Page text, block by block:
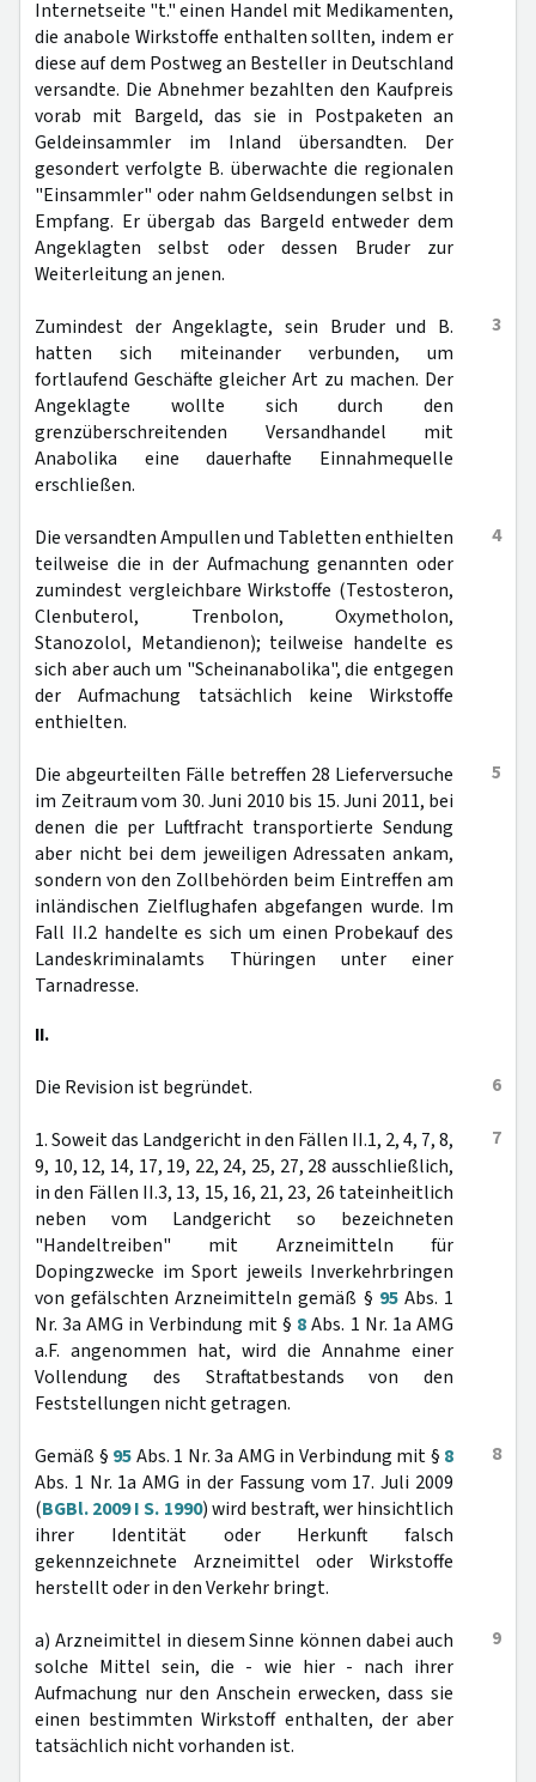
Internetseite "t." einen Handel mit Medikamenten,
die anabole Wirkstoffe enthalten sollten, indem er
diese auf dem Postweg an Besteller in Deutschland
versandte. Die Abnehmer bezahlten den Kaufpreis
vorab mit Bargeld, das sie in Postpaketen an
Geldeinsammler im Inland übersandten. Der
gesondert verfolgte B. überwachte die regionalen
"Einsammler" oder nahm Geldsendungen selbst in
Empfang. Er übergab das Bargeld entweder dem
Angeklagten selbst oder dessen Bruder zur
Weiterleitung an jenen.
3
Zumindest der Angeklagte, sein Bruder und B.
hatten sich miteinander verbunden, um
fortlaufend Geschäfte gleicher Art zu machen. Der
Angeklagte wollte sich durch den
grenzüberschreitenden Versandhandel mit
Anabolika eine dauerhafte Einnahmequelle
erschließen.
4
Die versandten Ampullen und Tabletten enthielten
teilweise die in der Aufmachung genannten oder
zumindest vergleichbare Wirkstoffe (Testosteron,
Clenbuterol, Trenbolon, Oxymetholon,
Stanozolol, Metandienon); teilweise handelte es
sich aber auch um "Scheinanabolika", die entgegen
der Aufmachung tatsächlich keine Wirkstoffe
enthielten.
5
Die abgeurteilten Fälle betreffen 28 Lieferversuche
im Zeitraum vom 30. Juni 2010 bis 15. Juni 2011, bei
denen die per Luftfracht transportierte Sendung
aber nicht bei dem jeweiligen Adressaten ankam,
sondern von den Zollbehörden beim Eintreffen am
inländischen Zielflughafen abgefangen wurde. Im
Fall II.2 handelte es sich um einen Probekauf des
Landeskriminalamts Thüringen unter einer
Tarnadresse.
II.
6
Die Revision ist begründet.
7
1. Soweit das Landgericht in den Fällen II.1, 2, 4, 7, 8,
9, 10, 12, 14, 17, 19, 22, 24, 25, 27, 28 ausschließlich,
in den Fällen II.3, 13, 15, 16, 21, 23, 26 tateinheitlich
neben vom Landgericht so bezeichneten
"Handeltreiben" mit Arzneimitteln für
Dopingzwecke im Sport jeweils Inverkehrbringen
von gefälschten Arzneimitteln gemäß § 95Abs. 1
Nr. 3a AMG in Verbindung mit § 8Abs. 1 Nr. 1a AMG
a.F. angenommen hat, wird die Annahme einer
Vollendung des Straftatbestands von den
Feststellungen nicht getragen.
8
Gemäß § 95Abs. 1 Nr. 3a AMG in Verbindung mit § 8
Abs. 1 Nr. 1a AMG in der Fassung vom 17. Juli 2009
(BGBl. 2009 I S. 1990) wird bestraft, wer hinsichtlich
ihrer Identität oder Herkunft falsch
gekennzeichnete Arzneimittel oder Wirkstoffe
herstellt oder in den Verkehr bringt.
9
a) Arzneimittel in diesem Sinne können dabei auch
solche Mittel sein, die - wie hier - nach ihrer
Aufmachung nur den Anschein erwecken, dass sie
einen bestimmten Wirkstoff enthalten, der aber
tatsächlich nicht vorhanden ist.